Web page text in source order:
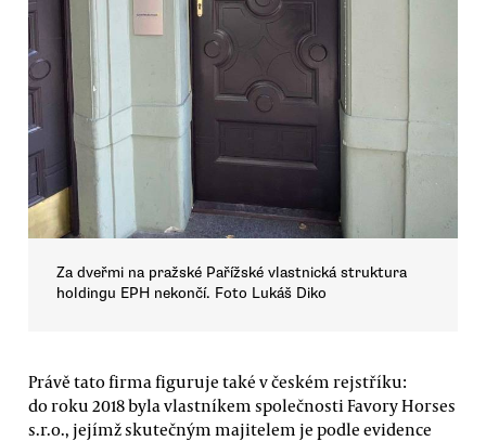
Za dveřmi na pražské Pařížské vlastnická struktura
holdingu EPH nekončí. Foto Lukáš Diko
Právě tato firma figuruje také v českém rejstříku:
do roku 2018 byla vlastníkem společnosti Favory Horses
s.r.o., jejímž skutečným majitelem je podle evidence